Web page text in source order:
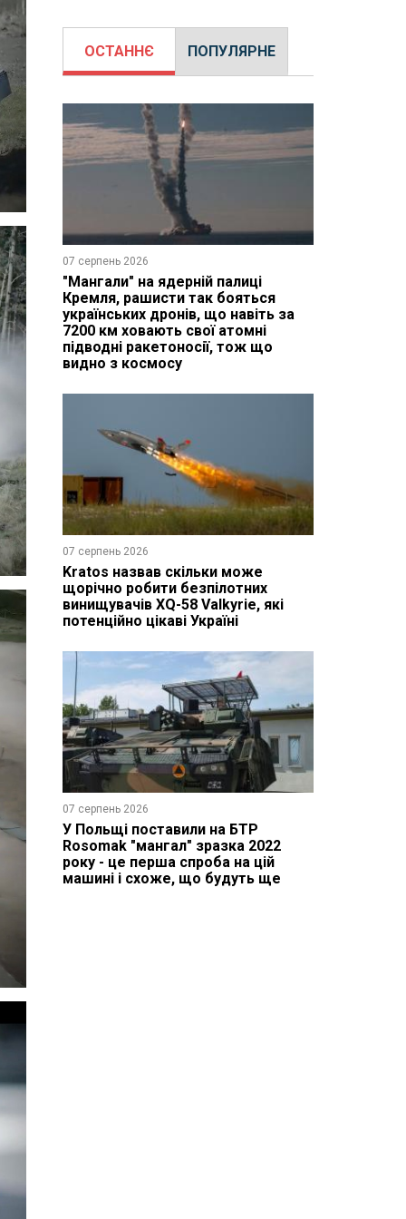
ОСТАННЄ ПОПУЛЯРНЕ
07 серпень 2026
"Мангали" на ядерній палиці
Кремля, рашисти так бояться
українських дронів, що навіть за
7200 км ховають свої атомні
підводні ракетоносії, тож що
видно з космосу
07 серпень 2026
Kratos назвав скільки може
щорічно робити безпілотних
винищувачів XQ-58 Valkyrie, які
потенційно цікаві Україні
07 серпень 2026
У Польщі поставили на БТР
Rosomak "мангал" зразка 2022
року - це перша спроба на цій
машині і схоже, що будуть ще